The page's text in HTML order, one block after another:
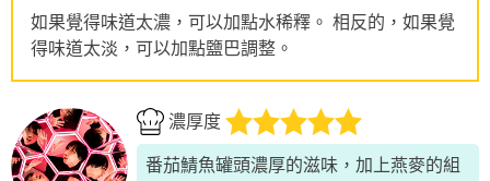
如果覺得味道太濃，可以加點水稀釋。 相反的，如果覺
得味道太淡，可以加點鹽巴調整。
濃厚度
番茄鯖魚罐頭濃厚的滋味，加上燕麥的組